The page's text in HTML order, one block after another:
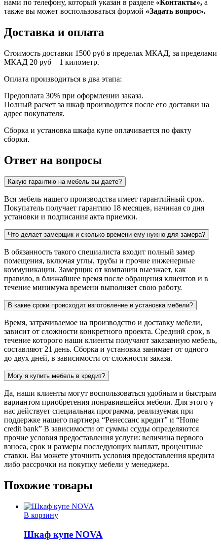
нами по телефону, который указан в разделе «Контакты», а
также вы может воспользоваться формой «Задать вопрос».
Доставка и оплата
Стоимость доставки 1500 руб в пределах МКАД, за пределами
МКАД 20 руб – 1 километр.
Оплата производиться в два этапа:
Предоплата 30% при оформлении заказа.
Полный расчет за шкаф производится после его доставки на
адрес покупателя.
Сборка и установка шкафа купе оплачивается по факту
сборки.
Ответ на вопросы
Какую гарантию на мебель вы даете?
Вся мебель нашего производства имеет гарантийный срок.
Покупатель получает гарантию 18 месяцев, начиная со дня
установки и подписания акта приемки.
Что делает замерщик и сколько времени ему нужно для замера?
В обязанность такого специалиста входит полный замер
помещения, включая углы, трубы и прочие инженерные
коммуникации. Замерщик от компании выезжает, как
правило, в ближайшее время после обращения клиентов и в
течение минимума времени выполняет свою работу.
В какие сроки происходит изготовление и установка мебели?
Время, затрачиваемое на производство и доставку мебели,
зависит от сложности конкретного проекта. Средний срок, в
течение которого наши клиенты получают заказанную мебель,
составляют 21 день. Сборка и установка занимает от одного
до двух дней, в зависимости от сложности заказа.
Могу я купить мебель в кредит?
Да, наши клиенты могут воспользоваться удобным и быстрым
вариантом приобретения понравившейся мебели. Для этого у
нас действует специальная программа, реализуемая при
поддержке нашего партнера “Ренессанс кредит” и “Home
credit bank” В зависимости от суммы ссуды определяются
прочие условия предоставления услуги: величина первого
взноса, срок и размеры последующих выплат, процентные
ставки. Вы можете уточнить условия предоставления кредита
либо рассрочки на покупку мебели у менеджера.
Похожие товары
В корзину
Шкаф купе NOVA